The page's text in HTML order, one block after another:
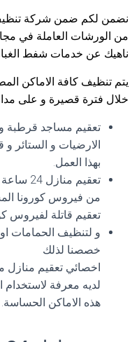
نضمن لكم ضمن شركة
من الورشات العاملة في
ناهيك عن خدمات شفط الغبار
يتم تنظيف كافة الاماكن
خلال فترة قصيرة و على
تعقيم مساجد قرطبة
الارضيات و الستائر
بهذا العمل.
تعقيم
من فيروس كورونا
تعقيم قاتلة لفيروس
و لتنظيف الحمامات او
خصصنا لذلك
اخصائي تعقيم منازل
لديه معرفة لاستخدام
هذه الاماكن الحساسة.